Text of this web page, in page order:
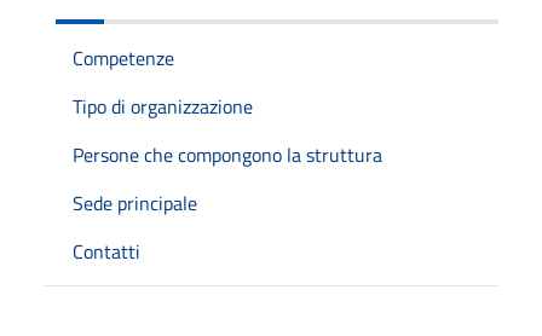
Competenze
Tipo di organizzazione
Persone che compongono la struttura
Sede principale
Contatti